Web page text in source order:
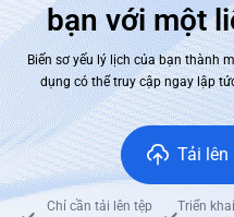
bạn với một
Biến sơ yếu lý lịch của bạn thành
dụng có thể truy cập ngay lập
Tải lên
Chỉ cần tải lên tệp
Triển